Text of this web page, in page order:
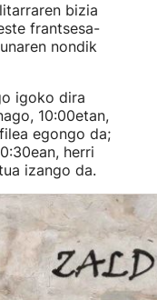
bizia
frantsesa-
nondik
igoko dira
10:00etan,
egongo da;
herri
izango da.